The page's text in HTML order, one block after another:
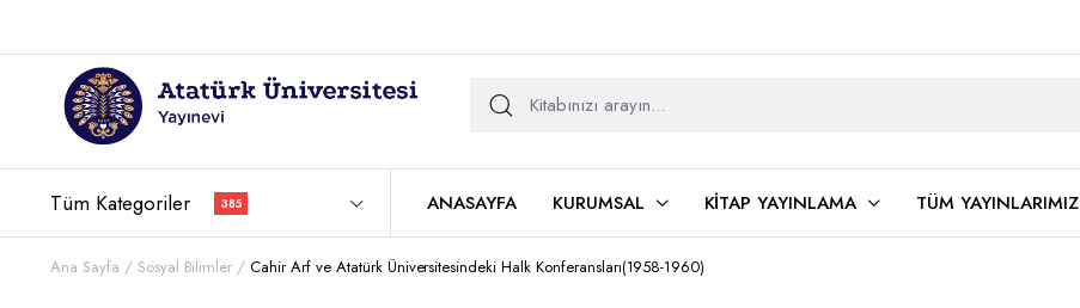
Tüm Kategoriler 385 ANASAYFA KURUMSAL KITAP YAYINLAMA TÜM YAYINLARIMIZ
Ana Sayfa Sosyal Bilimler Cahir Arf ve Atatürk Üniversitesindeki Halk Konferansları(1958-1960)